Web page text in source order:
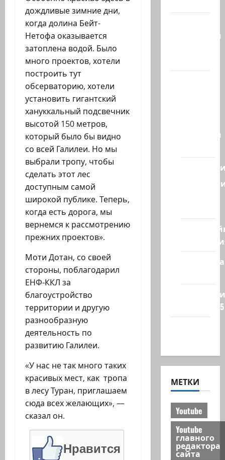
дождливые зимние дни,
когда долина Бейт-
Нетофа оказывается
затоплена водой. Было
много проектов, хотели
построить тут
обсерваторию, хотели
установить гигантский
хануккальный подсвечник
высотой 150 метров,
который было бы видно
со всей Галилеи. Но мы
выбрали тропу, чтобы
сделать этот лес
доступным самой
широкой публике. Теперь,
когда есть дорога, мы
вернемся к рассмотрению
прежних проектов».
Моти Дотан, со своей
стороны, поблагодарил
ЕНФ-ККЛ за
благоустройство
территории и другую
разнообразную
деятельность по
развитию Галилеи.
«У нас не так много таких
красивых мест, как тропа
в лесу Туран, приглашаем
сюда всех желающих», —
сказал он.
Нравится
Котлярский
Ближний
Полемика
сайта 2025
МЕТКИ
Youtube
Youtube
главного
редактора
сайта